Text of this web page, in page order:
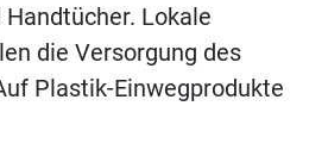
Lokale
die Versorgung des
Plastik-Einwegprodukte